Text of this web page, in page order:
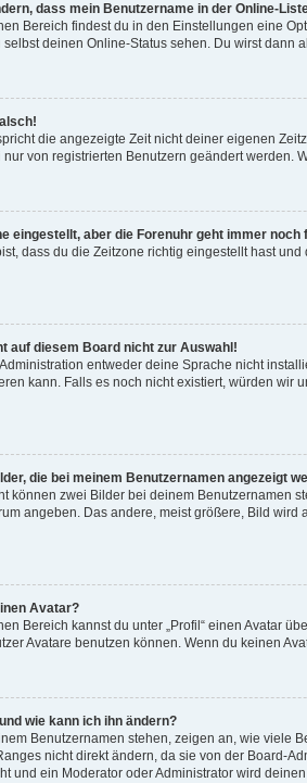
dass mein Benutzername in der Online-
Bereich findest du in den Einstellungen eine
selbst deinen Online-Status sehen. Du wirst dann
die angezeigte Zeit nicht deiner eigenen
von registrierten Benutzern geändert werden.
eingestellt, aber die Forenuhr geht immer noch
dass du die Zeitzone richtig eingestellt hast
auf diesem Board nicht zur Auswahl!
entweder deine Sprache nicht
kann. Falls es noch nicht existiert, würden wir
die bei meinem Benutzernamen angezeigt
können zwei Bilder bei deinem Benutzernamen
angeben. Das andere, meist größere, Bild
Avatar?
Bereich kannst du unter „Profil“ einen Avatar
Avatare benutzen können. Wenn du keinen
wie kann ich ihn ändern?
Benutzernamen stehen, zeigen an, wie viele
nicht direkt ändern, da sie von der Board-
und ein Moderator oder Administrator wird